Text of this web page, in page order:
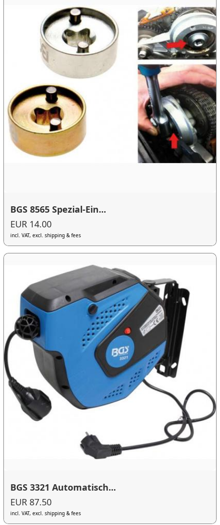
BGS 8565 Spezial-Ein...
EUR 14.00
incl. VAT, excl. shipping & fees
BGS 3321 Automatisch...
EUR 87.50
incl. VAT, excl. shipping & fees